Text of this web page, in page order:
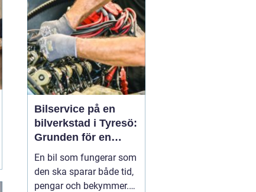
lösning, hur en
installation bör gå till
och vilka...
Bilservice på en
bilverkstad i Tyresö:
Grunden för en
trygg och hållbar
bilvardag
En bil som fungerar som
den ska sparar både tid,
pengar och bekymmer.